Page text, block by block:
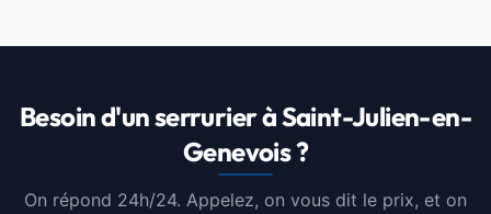
Besoin d'un serrurier à Saint-Julien-en-
Genevois ?
On répond 24h/24. Appelez, on vous dit le prix, et on